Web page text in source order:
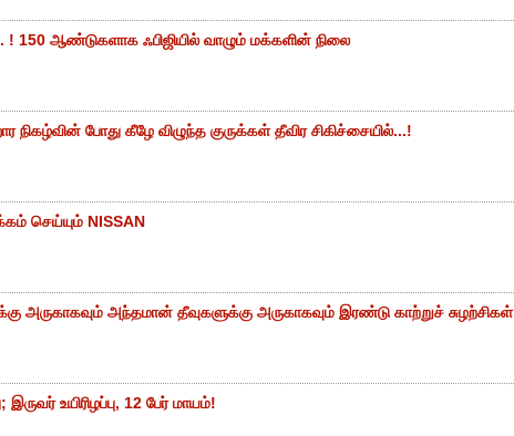
150 ஆண்டுகளாக ஃபிஜியில் வாழும் மக்களின் நிலை
போது கீழே விழுந்த குருக்கள் தீவிர சிகிச்சையில்...!
செய்யும் NISSAN
அருகாகவும் அந்தமான் தீவுகளுக்கு அருகாகவும் இரண்டு காற்றுச் சுழற்சிகள்
உயிரிழப்பு, 12 பேர் மாயம்!